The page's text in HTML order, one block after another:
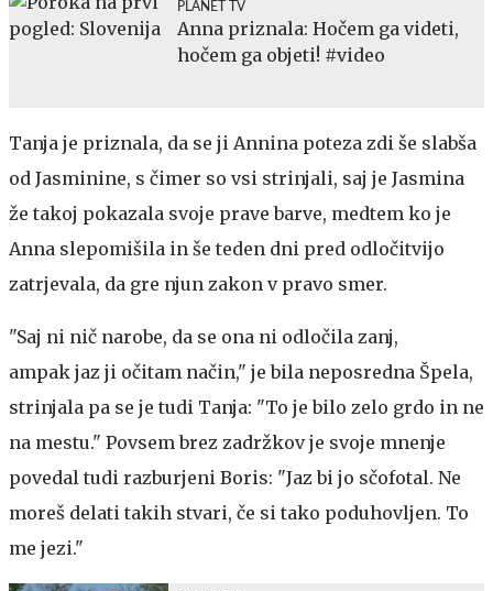
PLANET TV
Anna priznala: Hočem ga videti,
hočem ga objeti! #video
Tanja je priznala, da se ji Annina poteza zdi še slabša
od Jasminine, s čimer so vsi strinjali, saj je Jasmina
že takoj pokazala svoje prave barve, medtem ko je
Anna slepomišila in še teden dni pred odločitvijo
zatrjevala, da gre njun zakon v pravo smer.
"Saj ni nič narobe, da se ona ni odločila zanj,
ampak jaz ji očitam način," je bila neposredna Špela,
strinjala pa se je tudi Tanja: "To je bilo zelo grdo in ne
na mestu." Povsem brez zadržkov je svoje mnenje
povedal tudi razburjeni Boris: "Jaz bi jo sčofotal. Ne
moreš delati takih stvari, če si tako poduhovljen. To
me jezi."